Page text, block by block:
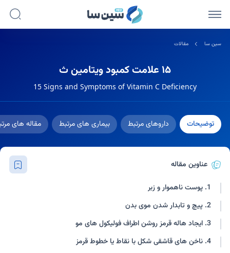
سین سا مقالات
۱۵ علامت کمبود ویتامین ث
15 Signs and Symptoms of Vitamin C Deficiency
توضیحات داروهای مرتبط بیماری های مرتبط مقاله های
عناوین مقاله
1. پوست ناهموار و زبر
2. پیچ و تابدار شدن موی بدن
3. ایجاد هاله قرمز روشن اطراف فولیکول های مو
4. ناخن های قاشقی شکل با نقاط یا خطوط قرمز